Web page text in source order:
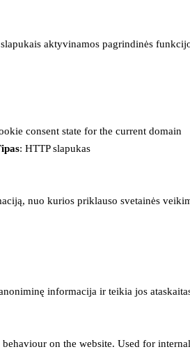
aktyvinamos pagrindinės
consent state for the current domain
: HTTP slapukas
nuo kurios priklauso svetainės
informacija ir teikia jos
behaviour on the website. Used for